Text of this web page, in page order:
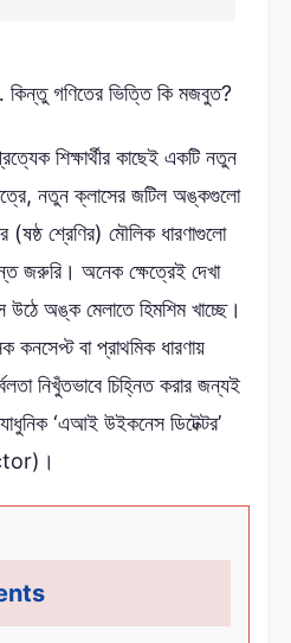
গণিতের ভিত্তি কি মজবুত?
শিক্ষার্থীর কাছেই একটি নতুন
নতুন ক্লাসের জটিল অঙ্কগুলো
(ষষ্ঠ শ্রেণির) মৌলিক ধারণাগুলো
জরুরি। অনেক ক্ষেত্রেই দেখা
উঠে অঙ্ক মেলাতে হিমশিম খাচ্ছে।
কনসেপ্ট বা প্রাথমিক ধারণায়
নিখুঁতভাবে চিহ্নিত করার জন্যই
‘এআই উইকনেস ডিটেক্টর’